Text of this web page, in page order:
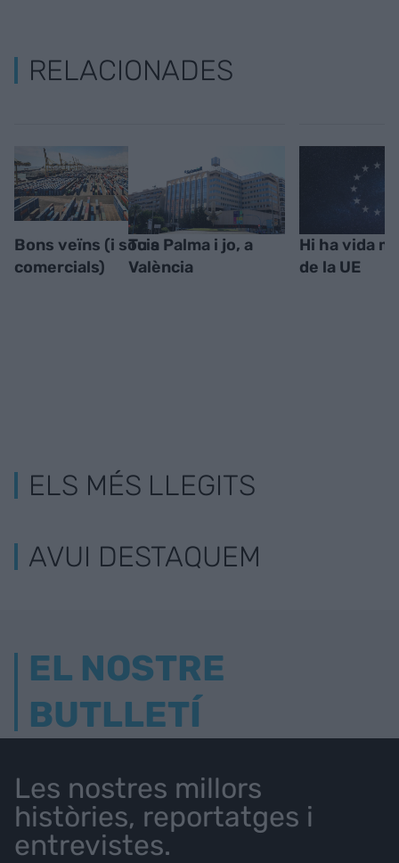
RELACIONADES
Bons veïns (i socis
comercials)
Tu a Palma i jo, a
València
Hi ha vida
de la UE
ELS MÉS LLEGITS
AVUI DESTAQUEM
EL NOSTRE
BUTLLETÍ
Les nostres millors
històries, reportatges i
entrevistes.